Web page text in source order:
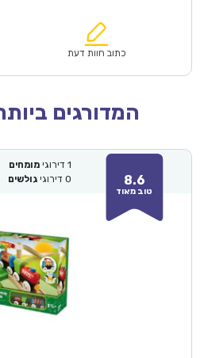
₪60.00.
הוא:
כתוב חוות דעת
המדורגים
8.6
טוב מאוד
1 דירוגי מומחים
0 דירוגי גולשים